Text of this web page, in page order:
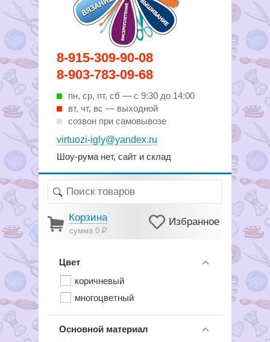
8-915-309-90-08
8-903-783-09-68
пн, ср, пт, cб — с 9:30 до 14:00
вт, чт, вс — выходной
созвон при самовывозе
virtuozi-igly@yandex.ru
Шоу-рума нет, сайт и склад
Вирутозы иглы. Товары для
шитья и рукоделья
Корзина
сумма 0Р
Избранное
Цвет
коричневый
многоцветный
Основной материал